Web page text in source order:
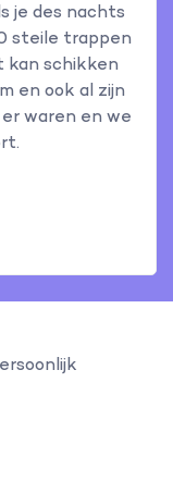
je des nachts
steile trappen
kan schikken
en ook al zijn
waren en we